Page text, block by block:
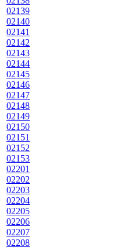
02139
02140
02141
02142
02143
02144
02145
02146
02147
02148
02149
02150
02151
02152
02153
02201
02202
02203
02204
02205
02206
02207
02208